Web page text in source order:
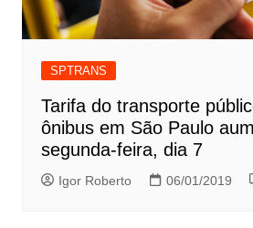
SPTRANS
Tarifa do transporte
ônibus em São Paulo
segunda-feira, dia 7
Igor Roberto 06/01/2019